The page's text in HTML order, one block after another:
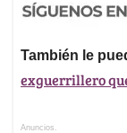
También le
exguerrillero
Anuncios.